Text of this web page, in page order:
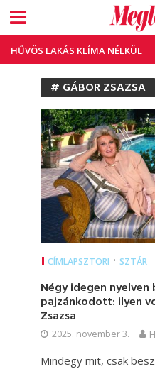
HŰVÖS LAKÁS KLÍMA NÉLKÜL
# GÁBOR ZSAZSA
CÍMLAPSZTORI • SZTÁR
Négy idegen
pajzánkodott: ilyen
Zsazsa
2025. november 3.
Mindegy mit, csak